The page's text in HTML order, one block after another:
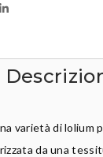
varietà di lolium
da una